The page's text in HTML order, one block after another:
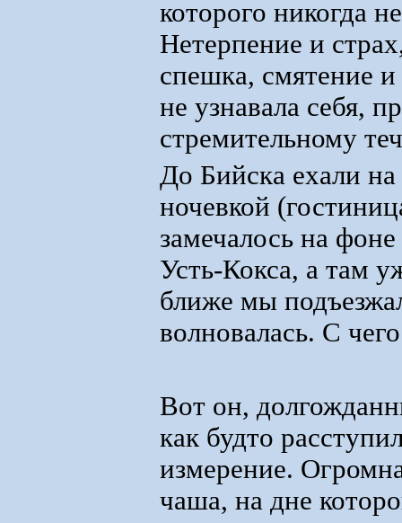
которого никогда
Нетерпение и
спешка, смятение
не узнавала себя,
стремительному
До Бийска ехали на
ночевкой
замечалось на
Усть-Кокса, а там
ближе мы
волновалась. С
Вот он,
как будто
измерение.
чаша, на дне